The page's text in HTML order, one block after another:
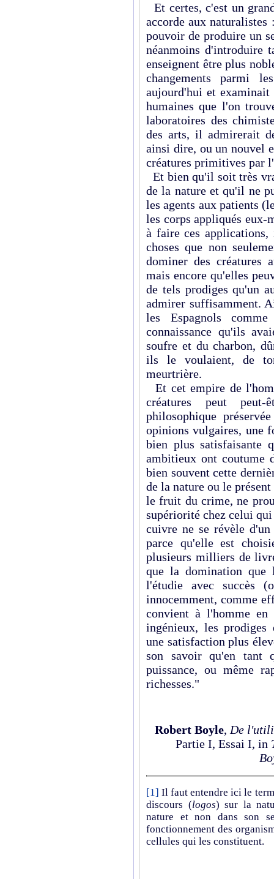
Et certes, c'est un
accorde aux
pouvoir de produire un
néanmoins d'introduire
enseignent être plus
changements parmi
aujourd'hui et examinait
humaines que l'on
laboratoires des
des arts, il admirerait
ainsi dire, ou un nouvel
créatures primitives par
Et bien qu'il soit très
de la nature et qu'il ne
les agents aux patients
les corps appliqués eux-
à faire ces
choses que non
dominer des créatures
mais encore qu'elles
de tels prodiges qu'un
admirer suffisamment.
les Espagnols
connaissance qu'ils
soufre et du charbon,
ils le voulaient, de
meurtrière.
Et cet empire de
créatures peut
philosophique
opinions vulgaires, une
bien plus satisfaisante
ambitieux ont coutume
bien souvent cette
de la nature ou le
le fruit du crime, ne
supériorité chez celui qui
cuivre ne se révèle
parce qu'elle est
plusieurs milliers de
que la domination
l'étudie avec succès
innocemment, comme
convient à l'homme
ingénieux, les
une satisfaction plus
son savoir qu'en tant
puissance, ou même
richesses."
Robert Boyle, De
Partie I, Essai I, in
[1] Il faut entendre ici le
discours (logos) sur la
nature et non dans son
fonctionnement des
cellules qui les constituent.